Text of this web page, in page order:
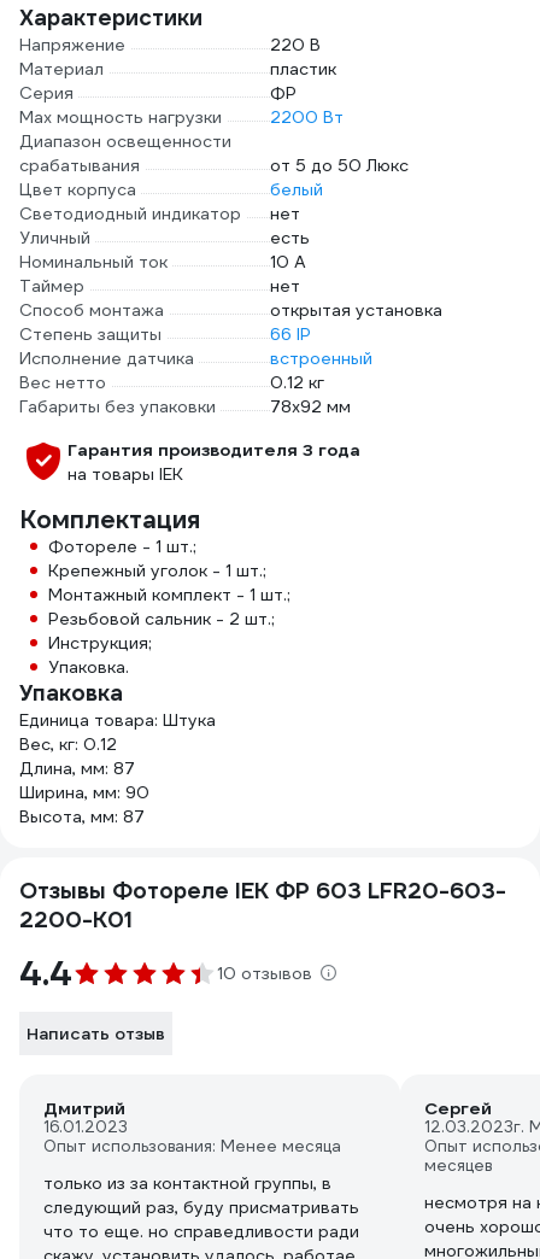
Характеристики
Напряжение
220 В
Материал
пластик
Серия
ФР
Max мощность нагрузки
2200 Вт
Диапазон освещенности
срабатывания
от 5 до 50 Люкс
Цвет корпуса
белый
Светодиодный индикатор
нет
Уличный
есть
Номинальный ток
10 А
Таймер
нет
Способ монтажа
открытая установка
Степень защиты
66 IP
Исполнение датчика
встроенный
Вес нетто
0.12 кг
Габариты без упаковки
78х92 мм
Гарантия производителя 3 года
на товары IEK
Комплектация
Фотореле - 1 шт.;
Крепежный уголок - 1 шт.;
Монтажный комплект - 1 шт.;
Резьбовой сальник - 2 шт.;
Инструкция;
Упаковка.
Упаковка
Единица товара: Штука
Вес, кг: 0.12
Длина, мм: 87
Ширина, мм: 90
Высота, мм: 87
Отзывы Фотореле IEK ФР 603 LFR20-603-
2200-K01
4.4 10 отзывов
Написать отзыв
Дмитрий
16.01.2023
Опыт использования: Менее месяца
только из за контактной группы, в
следующий раз, буду присматривать
что то еще. но справедливости ради
Сергей
12.03.2023г.
Опыт
месяцев
несмотря на
очень